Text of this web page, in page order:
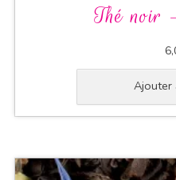
Thé noir
Ajouter